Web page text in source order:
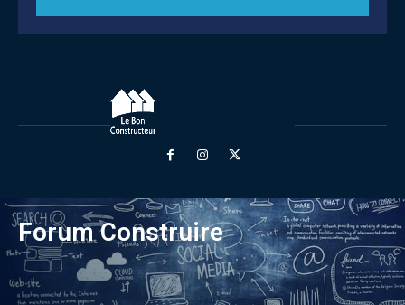
Forum Construire